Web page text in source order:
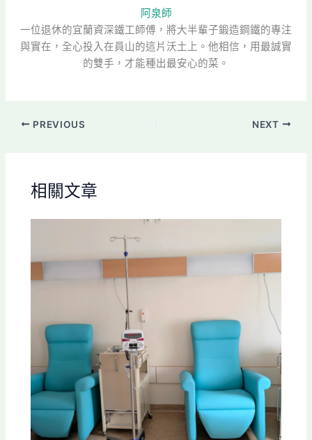
阿泉師
一位退休的宜蘭資深鐵工師傅，將大半輩子鍛造鋼鐵的專注
與實在，全心投入在員山的這片沃土上。他相信，用最誠實
的雙手，才能種出最安心的菜。
PREVIOUS NEXT
相關文章